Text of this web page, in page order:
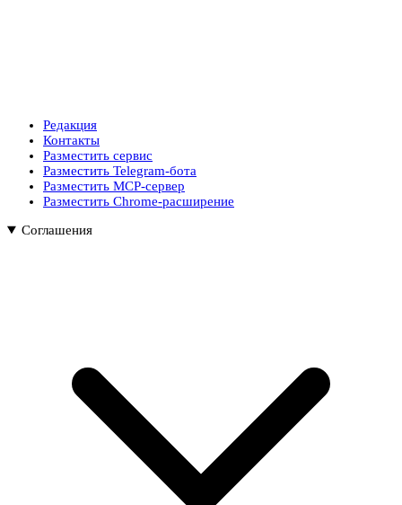
Редакция
Контакты
Разместить сервис
Разместить Telegram-бота
Разместить MCP-сервер
Разместить Chrome-расширение
Соглашения